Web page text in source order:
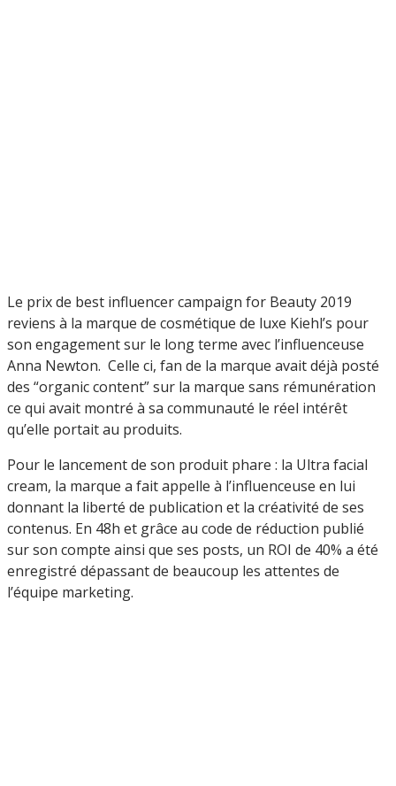
Le prix de best influencer campaign for Beauty 2019
reviens à la marque de cosmétique de luxe Kiehl’s pour
son engagement sur le long terme avec l’influenceuse
Anna Newton. Celle ci, fan de la marque avait déjà posté
des “organic content” sur la marque sans rémunération
ce qui avait montré à sa communauté le réel intérêt
qu’elle portait au produits.
Pour le lancement de son produit phare : la Ultra facial
cream, la marque a fait appelle à l’influenceuse en lui
donnant la liberté de publication et la créativité de ses
contenus. En 48h et grâce au code de réduction publié
sur son compte ainsi que ses posts, un ROI de 40% a été
enregistré dépassant de beaucoup les attentes de
l’équipe marketing.